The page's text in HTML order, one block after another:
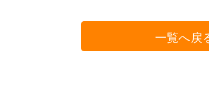
一覧へ戻